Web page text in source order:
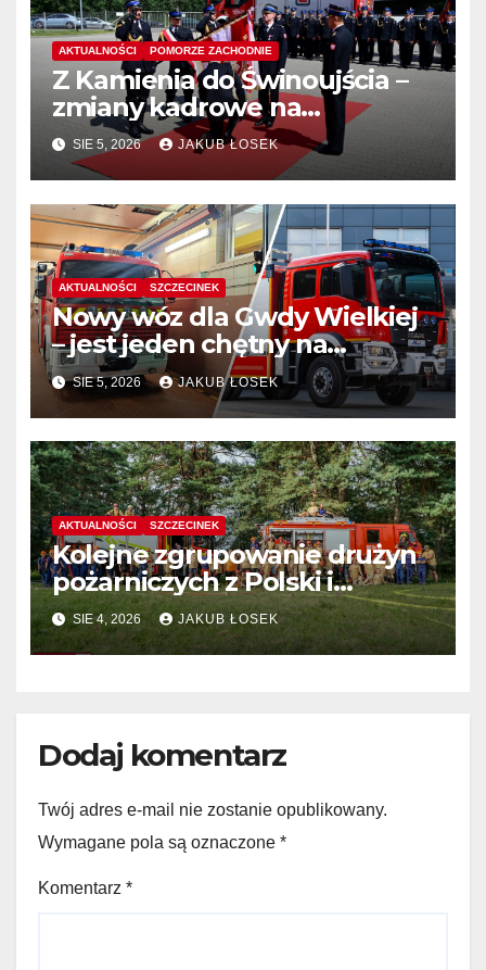
AKTUALNOŚCI POMORZE ZACHODNIE
Z Kamienia do Świnoujścia –
zmiany kadrowe na
stanowiskach komendantów
SIE 5, 2026 JAKUB ŁOSEK
AKTUALNOŚCI SZCZECINEK
Nowy wóz dla Gwdy Wielkiej
– jest jeden chętny na
dostawę
SIE 5, 2026 JAKUB ŁOSEK
AKTUALNOŚCI SZCZECINEK
Kolejne zgrupowanie drużyn
pożarniczych z Polski i
Niemiec w regionie
SIE 4, 2026 JAKUB ŁOSEK
Dodaj komentarz
Twój adres e-mail nie zostanie opublikowany.
Wymagane pola są oznaczone *
Komentarz *